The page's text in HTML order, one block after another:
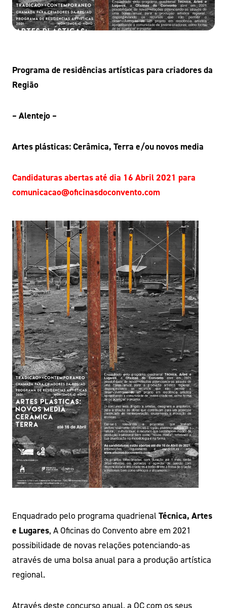
Programa de residências artísticas para criadores da
Região
– Alentejo –
Artes plásticas: Cerâmica, Terra e/ou novos media
Candidaturas abertas até dia 16 Abril 2021 para
comunicacao@oficinasdoconvento.com
Enquadrado pelo programa quadrienal Técnica, Artes
e Lugares, A Oficinas do Convento abre em 2021
possibilidade de novas relações potenciando-as
através de uma bolsa anual para a produção artística
regional.
Através deste concurso anual, a OC com os seus